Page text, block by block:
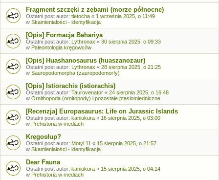
Fragment szczęki z zębami (morze północne)
Ostatni post autor: tletocha « 1 września 2025, o 11:49
w Skamieniałości - identyfikacja
[Opis] Formacja Bahariya
Ostatni post autor: Lythronax « 30 sierpnia 2025, o 09:33
w Paleontologia kręgowców
[Opis] Huashanosaurus (huaszanozaur)
Ostatni post autor: Lythronax « 28 sierpnia 2025, o 21:25
w Sauropodomorpha (zauropodomorfy)
[Opis] Istiorachis (istiorachis)
Ostatni post autor: Taurovenator « 24 sierpnia 2025, o 16:48
w Ornithopoda (ornitopody) i pozostałe ptasiomiedniczne
[Recenzja] Europasaurus: Life on Jurassic Islands
Ostatni post autor: kaniukura « 16 sierpnia 2025, o 03:00
w Prehistoria w mediach
Kręgosłup?
Ostatni post autor: Motyl.11 « 15 sierpnia 2025, o 21:57
w Skamieniałości - identyfikacja
Dear Fauna
Ostatni post autor: kaniukura « 15 sierpnia 2025, o 04:14
w Prehistoria w mediach